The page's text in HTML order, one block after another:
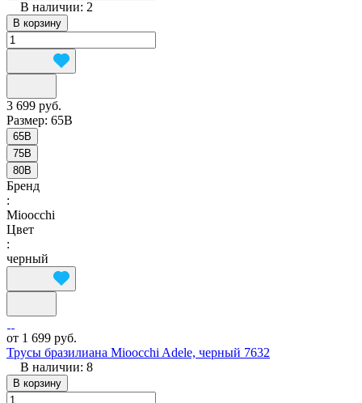
В наличии: 2
В корзину
3 699 руб.
Размер: 65B
65B
75B
80B
Бренд
:
Mioocchi
Цвет
:
черный
от 1 699 руб.
Трусы бразилиана Mioocchi Adele, черный 7632
В наличии: 8
В корзину